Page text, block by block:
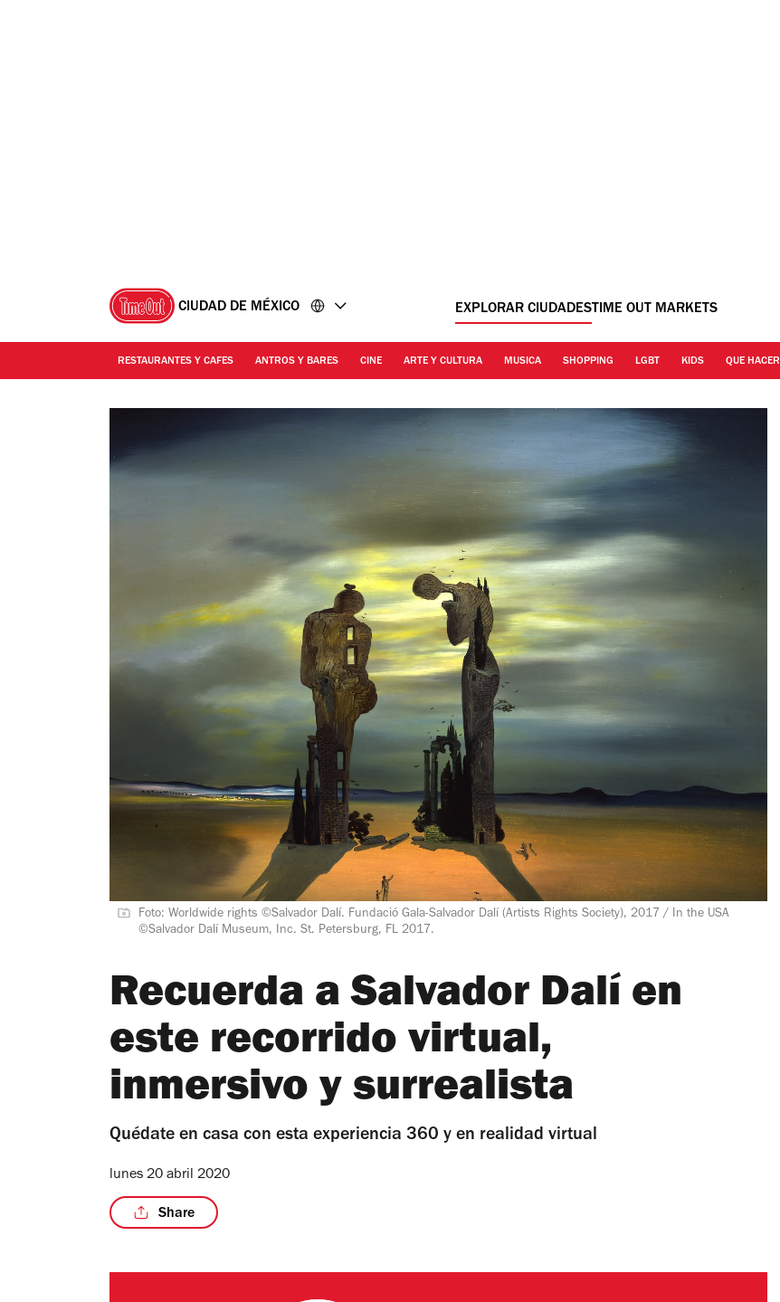
CIUDAD DE MÉXICO EXPLORAR CIUDADESTIME OUT MARKETS
RESTAURANTES Y CAFES ANTROS Y BARES CINE ARTE Y CULTURA MUSICA SHOPPING LGBT KIDS QUE HACER
Foto: Worldwide rights ©Salvador Dalí. Fundació Gala-Salvador Dalí (Artists Rights Society), 2017 / In the USA
©Salvador Dalí Museum, Inc. St. Petersburg, FL 2017.
Recuerda a Salvador Dalí en
este recorrido virtual,
inmersivo y surrealista
Quédate en casa con esta experiencia 360 y en realidad virtual
lunes 20 abril 2020
Share